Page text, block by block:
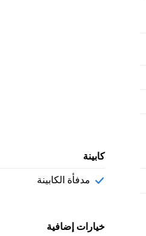
كابينة
مدفأة الكابينة
خيارات إضافية